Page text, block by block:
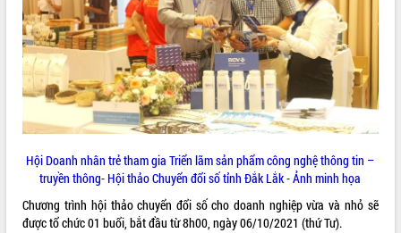
ĐIỂM TIN VĂN BẢN
QUY HOẠCH - KẾ HOẠCH
Hội Doanh nhân trẻ tham gia Triển lãm sản phẩm công nghệ thông tin –
truyền thông- Hội thảo Chuyển đổi số tỉnh Đắk Lắk - Ảnh minh họa
Chương trình hội thảo chuyển đổi số cho doanh nghiệp vừa và nhỏ sẽ
được tổ chức 01 buổi, bắt đầu từ 8h00, ngày 06/10/2021 (thứ Tư).